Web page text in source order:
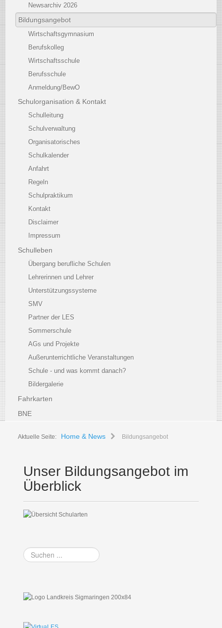
Newsarchiv 2026
Bildungsangebot
Wirtschaftsgymnasium
Berufskolleg
Wirtschaftsschule
Berufsschule
Anmeldung/BewO
Schulorganisation & Kontakt
Schulleitung
Schulverwaltung
Organisatorisches
Schulkalender
Anfahrt
Regeln
Schulpraktikum
Kontakt
Disclaimer
Impressum
Schulleben
Übergang berufliche Schulen
Lehrerinnen und Lehrer
Unterstützungssysteme
SMV
Partner der LES
Sommerschule
AGs und Projekte
Außerunterrichtliche Veranstaltungen
Schule - und was kommt danach?
Bildergalerie
Fahrkarten
BNE
Aktuelle Seite: Home & News Bildungsangebot
Unser Bildungsangebot im
Überblick
Suchen
...